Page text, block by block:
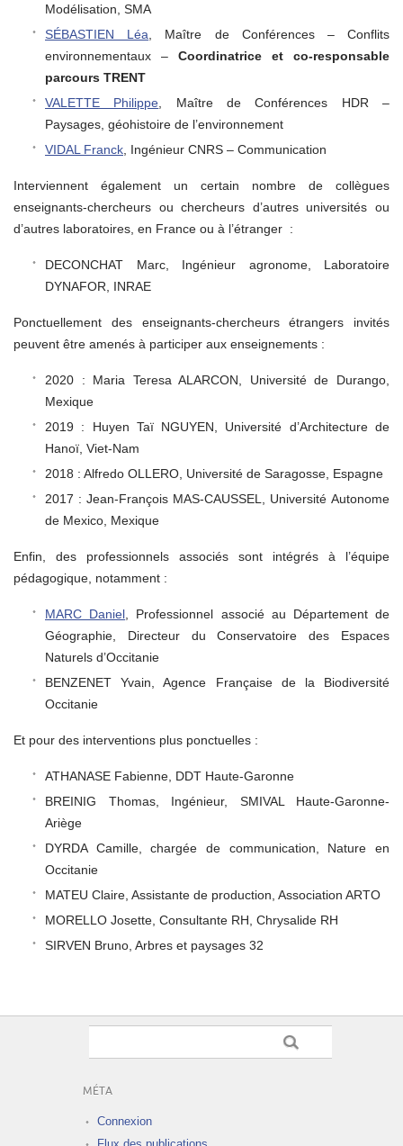
Modélisation, SMA
SÉBASTIEN Léa , Maître de Conférences – Conflits
environnementaux – Coordinatrice et co-responsable
parcours TRENT
VALETTE Philippe , Maître de Conférences HDR –
Paysages, géohistoire de l’environnement
VIDAL Franck , Ingénieur CNRS – Communication
Interviennent également un certain nombre de collègues
enseignants-chercheurs ou chercheurs d’autres universités ou
d’autres laboratoires, en France ou à l’étranger :
DECONCHAT Marc, Ingénieur agronome, Laboratoire
DYNAFOR, INRAE
Ponctuellement des enseignants-chercheurs étrangers invités
peuvent être amenés à participer aux enseignements :
2020 : Maria Teresa ALARCON, Université de Durango,
Mexique
2019 : Huyen Taï NGUYEN, Université d’Architecture de
Hanoï, Viet-Nam
2018 : Alfredo OLLERO, Université de Saragosse, Espagne
2017 : Jean-François MAS-CAUSSEL, Université Autonome
de Mexico, Mexique
Enfin, des professionnels associés sont intégrés à l’équipe
pédagogique, notamment :
MARC Daniel , Professionnel associé au Département de
Géographie, Directeur du Conservatoire des Espaces
Naturels d’Occitanie
BENZENET Yvain, Agence Française de la Biodiversité
Occitanie
Et pour des interventions plus ponctuelles :
ATHANASE Fabienne, DDT Haute-Garonne
BREINIG Thomas, Ingénieur, SMIVAL Haute-Garonne-
Ariège
DYRDA Camille, chargée de communication, Nature en
Occitanie
MATEU Claire, Assistante de production, Association ARTO
MORELLO Josette, Consultante RH, Chrysalide RH
SIRVEN Bruno, Arbres et paysages 32
MÉTA
Connexion